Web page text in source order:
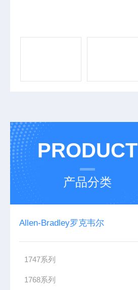
PRODUCT
产品分类
Allen-Bradley罗克韦尔
1747系列
1768系列